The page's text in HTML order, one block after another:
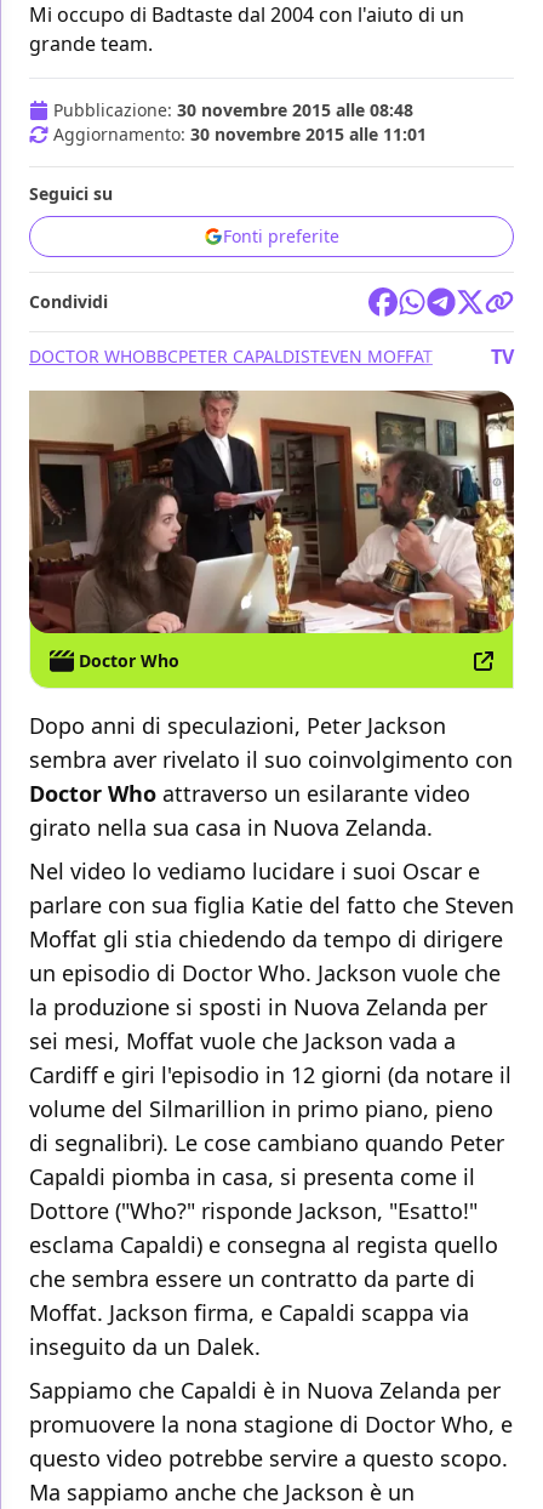
Mi occupo di Badtaste dal 2004 con l'aiuto di un
grande team.
Pubblicazione: 30 novembre 2015 alle 08:48
Aggiornamento: 30 novembre 2015 alle 11:01
Seguici su
Fonti preferite
Condividi
DOCTOR WHOBBCPETER CAPALDISTEVEN MOFFAT TV
Doctor Who
Dopo anni di speculazioni, Peter Jackson
sembra aver rivelato il suo coinvolgimento con
Doctor Who attraverso un esilarante video
girato nella sua casa in Nuova Zelanda.
Nel video lo vediamo lucidare i suoi Oscar e
parlare con sua figlia Katie del fatto che Steven
Moffat gli stia chiedendo da tempo di dirigere
un episodio di Doctor Who. Jackson vuole che
la produzione si sposti in Nuova Zelanda per
sei mesi, Moffat vuole che Jackson vada a
Cardiff e giri l'episodio in 12 giorni (da notare il
volume del Silmarillion in primo piano, pieno
di segnalibri). Le cose cambiano quando Peter
Capaldi piomba in casa, si presenta come il
Dottore ("Who?" risponde Jackson, "Esatto!"
esclama Capaldi) e consegna al regista quello
che sembra essere un contratto da parte di
Moffat. Jackson firma, e Capaldi scappa via
inseguito da un Dalek.
Sappiamo che Capaldi è in Nuova Zelanda per
promuovere la nona stagione di Doctor Who, e
questo video potrebbe servire a questo scopo.
Ma sappiamo anche che Jackson è un